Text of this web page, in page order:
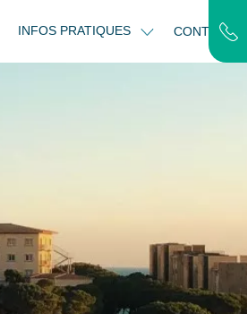
INFOS PRATIQUES CONTACT